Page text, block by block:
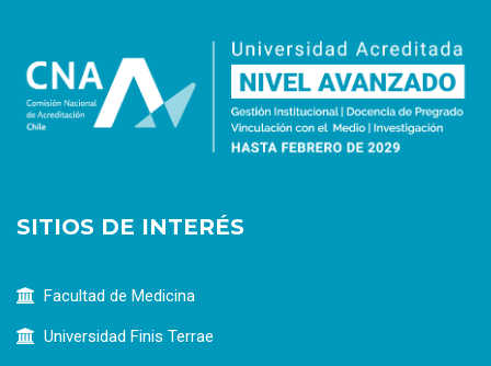
SITIOS DE INTERÉS
Facultad de Medicina
Universidad Finis Terrae